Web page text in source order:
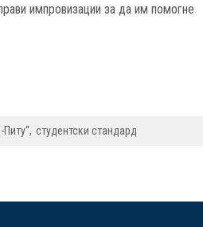
импровизации за да им помогне
студентски стандард